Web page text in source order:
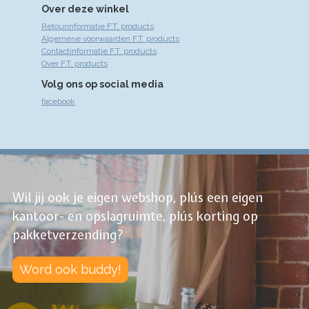
Over deze winkel
Retourinformatie F.T. products
Algemene voorwaarden F.T. products
Contactinformatie F.T. products
Over F.T. products
Volg ons op social media
facebook
Wil jij ook je eigen webshop, plús een eigen
kantoor- en opslagruimte, plús korting op
pakketverzending?
Word ook buddy!